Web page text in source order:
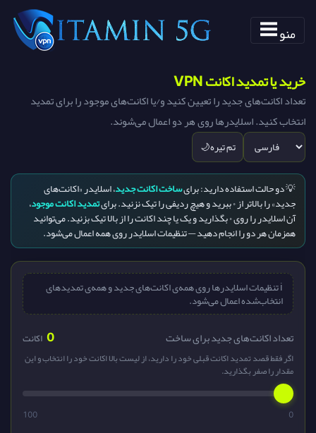
منو
خرید یا تمدید اکانت VPN
تعداد اکانت‌های جدید را تعیین کنید و/یا اکانت‌های موجود را برای تمدید
انتخاب کنید. اسلایدرها روی هر دو اعمال می‌شوند.
🌙تم تیره
💡 دو حالت استفاده دارید: برایساخت اکانت جدید، اسلایدر «اکانت‌های
جدید» را بالاتر از ۰ ببرید و هیچ ردیفی را تیک نزنید. برای تمدید اکانت موجود،
آن اسلایدر را روی ۰ بگذارید و یک یا چند اکانت را از بالا تیک بزنید. می‌توانید
همزمان هر دو را انجام دهید — تنظیمات اسلایدر روی همه اعمال می‌شود.
ℹ️ تنظیمات اسلایدرها روی همه‌ی اکانت‌های جدید و همه‌ی تمدیدهای
انتخاب‌شده اعمال می‌شود.
تعداد اکانت‌های جدید برای ساخت 0 اکانت
اگر فقط قصد تمدید اکانت قبلی خود را دارید، از لیست بالا اکانت خود را انتخاب و این
مقدار را صفر بگذارید.
0
100